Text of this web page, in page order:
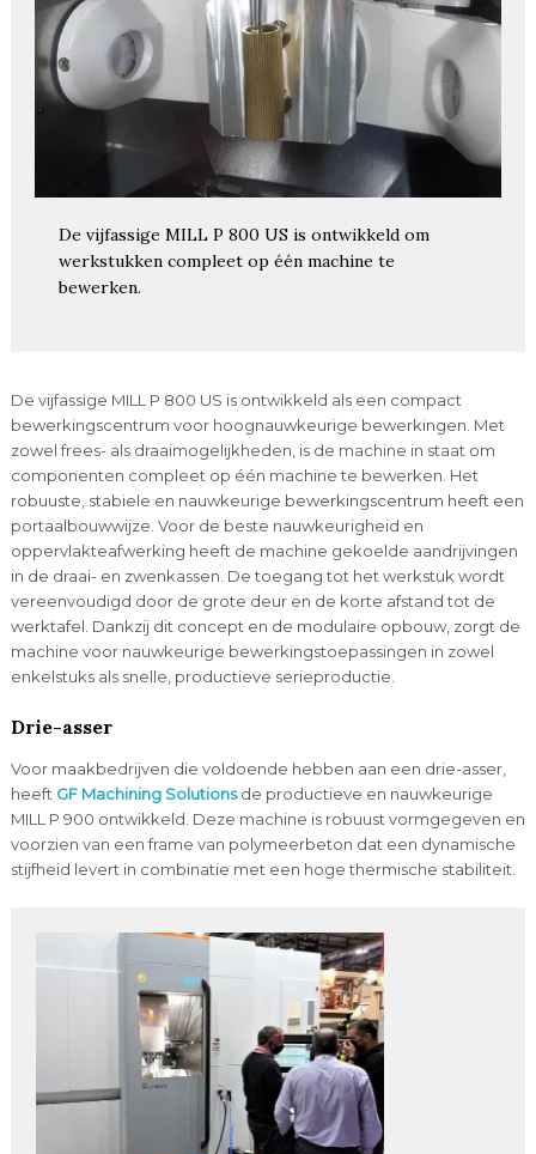
De vijfassige MILL P 800 US is ontwikkeld om
werkstukken compleet op één machine te
bewerken.
De vijfassige MILL P 800 US is ontwikkeld als een compact
bewerkingscentrum voor hoognauwkeurige bewerkingen. Met
zowel frees- als draaimogelijkheden, is de machine in staat om
componenten compleet op één machine te bewerken. Het
robuuste, stabiele en nauwkeurige bewerkingscentrum heeft een
portaalbouwwijze. Voor de beste nauwkeurigheid en
oppervlakteafwerking heeft de machine gekoelde aandrijvingen
in de draai- en zwenkassen. De toegang tot het werkstuk wordt
vereenvoudigd door de grote deur en de korte afstand tot de
werktafel. Dankzij dit concept en de modulaire opbouw, zorgt de
machine voor nauwkeurige bewerkingstoepassingen in zowel
enkelstuks als snelle, productieve serieproductie.
Drie-asser
Voor maakbedrijven die voldoende hebben aan een drie-asser,
heeft GF Machining Solutionsde productieve en nauwkeurige
MILL P 900 ontwikkeld. Deze machine is robuust vormgegeven en
voorzien van een frame van polymeerbeton dat een dynamische
stijfheid levert in combinatie met een hoge thermische stabiliteit.